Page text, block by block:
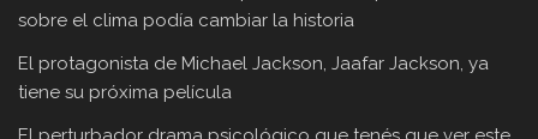
sobre el clima podía cambiar la historia
El protagonista de Michael Jackson, Jaafar Jackson, ya
tiene su próxima película